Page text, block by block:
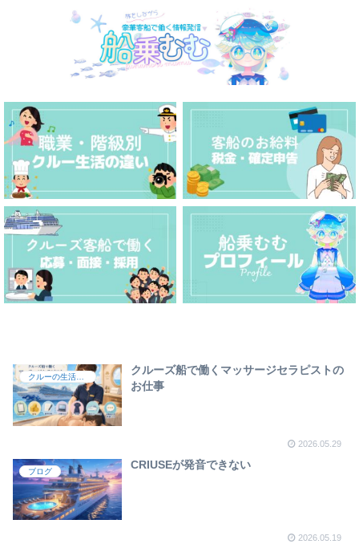
クルーズ船で働くマッサージセラピストの
お仕事
2026.05.29
ブログ
CRIUSEが発音できない
2026.05.19